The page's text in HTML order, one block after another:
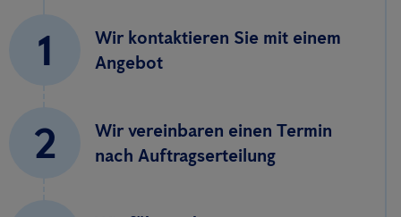
1
Wir kontaktieren Sie mit einem
Angebot
2
Wir vereinbaren einen Termin
nach Auftragserteilung